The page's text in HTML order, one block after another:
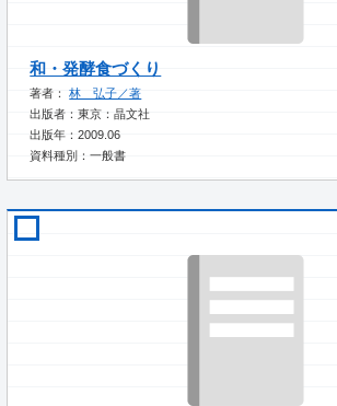
和・発酵食づくり
著者：林 弘子／著
出版者：東京：晶文社
出版年：2009.06
資料種別：一般書